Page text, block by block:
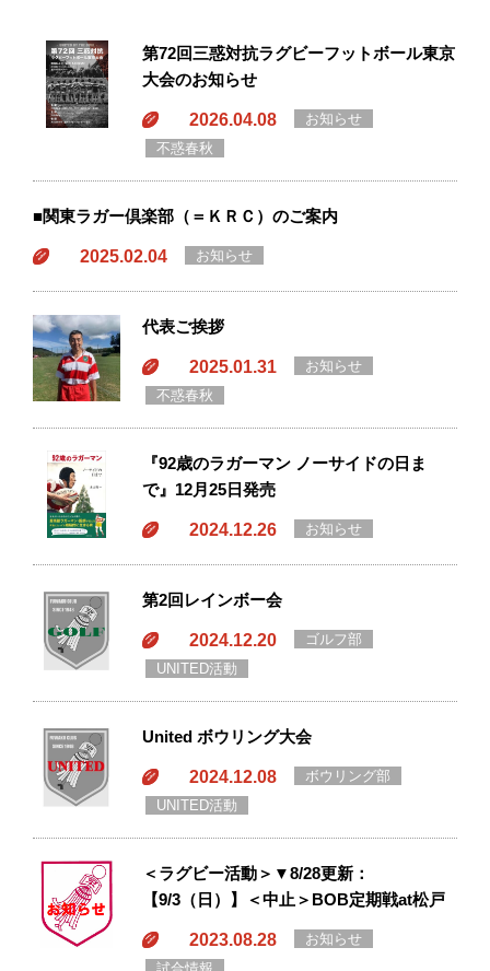
第72回三惑対抗ラグビーフットボール東京
大会のお知らせ
2026.04.08
お知らせ
不惑春秋
■関東ラガー倶楽部（＝ＫＲＣ）のご案内
2025.02.04 お知らせ
代表ご挨拶
2025.01.31
お知らせ
不惑春秋
『92歳のラガーマン ノーサイドの日ま
で』12月25日発売
2024.12.26 お知らせ
第2回レインボー会
2024.12.20
ゴルフ部
UNITED活動
United ボウリング大会
2024.12.08
ボウリング部
UNITED活動
＜ラグビー活動＞▼8/28更新：
【9/3（日）】＜中止＞BOB定期戦at松戸
2023.08.28
お知らせ